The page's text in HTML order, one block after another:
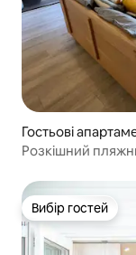
Гостьові
Розкішний
Вибір гостей
Вибір гостей